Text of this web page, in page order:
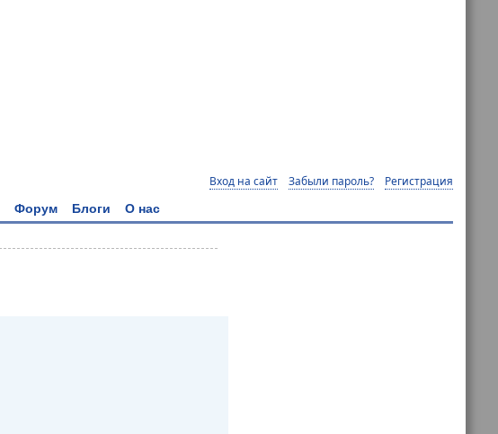
Вход на сайт Забыли пароль? Регистрация
Форум Блоги О нас